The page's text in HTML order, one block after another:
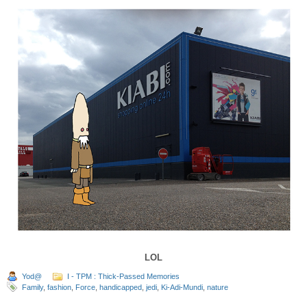
LOL
Yod@
I - TPM : Thick-Passed Memories
Family, fashion Force handicapped jedi Ki-Adi-Mundi nature